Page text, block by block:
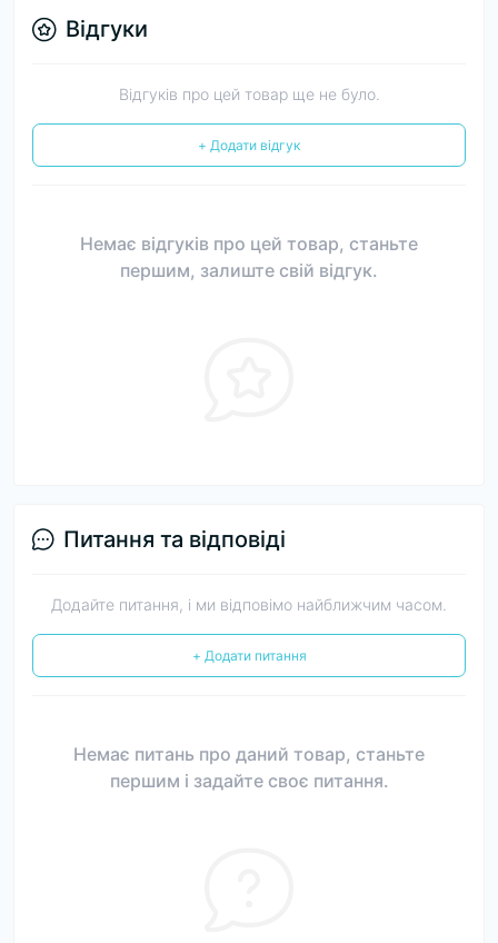
Відгуки
Відгуків про цей товар ще не було.
+ Додати відгук
Немає відгуків про цей товар, станьте
першим, залиште свій відгук.
Питання та відповіді
Додайте питання, і ми відповімо найближчим часом.
+ Додати питання
Немає питань про даний товар, станьте
першим і задайте своє питання.